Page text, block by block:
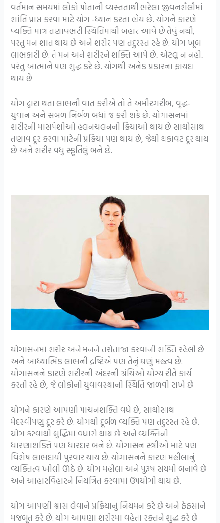
વર્તમાન સમયમાં લોકો પોતાની વ્યસ્તતાથી ભરેલા જીવનશૈલીમાં
શાંતિ પ્રાપ્ત કરવા માટે યોગ -ધ્યાન કરતા હોય છે. યોગને કારણે
વ્યક્તિ માત્ર તણાવભરી સ્થિતિમાંથી બહાર આવે છે તેવું નથી,
પરંતુ મન શાંત થાય છે અને શરીર પણ તંદુરસ્ત રહે છે. યોગ ખૂબ
લાભકારી છે. તે મન અને શરીરને શક્તિ આપે છે, એટલું ન નહી,
પરંતુ આત્માને પણ શુદ્ધ કરે છે. યોગથી અનેક પ્રકારના ફાયદા
થાય છે
યોગ દ્વારા થતા લાભની વાત કરીએ તો તે અમીરગરીબ, વૃદ્ધ-
યુવાન અને સબળ નિર્બળ બધાં જ કરી શકે છે. યોગાસનમાં
શરીરની માંસપેશીઓ હલનચલનની ક્રિયાઓ થાય છે સાથોસાથ
તણાવ દૂર કરવા માટેની પ્રક્રિયા પણ થાય છે, જેથી થકાવટ દૂર થાય
છે અને શરીર વધુ સ્ફૂર્તિલું બને છે.
યોગાસનમાં શરીર અને મનને તરોતાજા કરવાની શક્તિ રહેલી છે
અને આધ્યાત્મિક લાભની દ્રષ્ટિએ પણ તેનું ઘણું મહત્વ છે.
યોગાસનને કારણે શરીરની અંદરની ગ્રંથિઓ યોગ્ય રીતે કાર્ય
કરતી રહે છે, જે લોકોની યુવાવસ્થાની સ્થિતિ જાળવી રાખે છે
યોગને કારણે આપણી પાચનશક્તિ વધે છે, સાથોસાથ
મેદસ્વીપણું દૂર કરે છે. યોગથી દૂર્બળ વ્યક્તિ પણ તંદુરસ્ત રહે છે.
યોગ કરવાથી બુદ્ધિમાં વધારો થાય છે અને વ્યક્તિની
ધારણાશક્તિ પણ ધારદાર બને છે. યોગાસન સ્ત્રીઓ માટે પણ
વિશેષ લાભદાયી પુરવાર થાય છે. યોગાસનને કારણ મહીલાનું
વ્યક્તિત્વ ખીલી ઊઠે છે. યોગ મહીલા અને પુરૂષ સંયમી બનાવે છે
અને આહારવિહારને નિયંત્રિત કરવામાં ઉપયોગી થાય છે.
યોગ આપણી શ્વાસ લેવાને પ્રક્રિયાનું નિયમન કરે છે અને ફેફસાંને
મજબૂત કરે છે. યોગ આપણાં શરીરમાં વહેતા રક્તને શુદ્ધ કરે છે